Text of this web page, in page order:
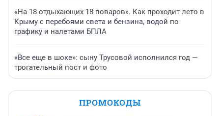
«На 18 отдыхающих 18 поваров». Как проходит лето в
Крыму с перебоями света и бензина, водой по
графику и налетами БПЛА
«Все еще в шоке»: сыну Трусовой исполнился год —
трогательный пост и фото
ПРОМОКОДЫ